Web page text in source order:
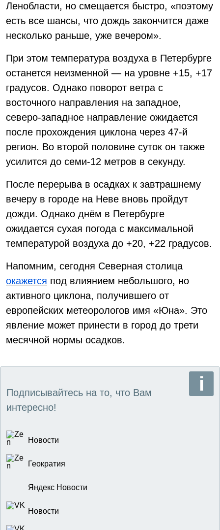
Ленобласти, но смещается быстро, «поэтому
есть все шансы, что дождь закончится даже
несколько раньше, уже вечером».
При этом температура воздуха в Петербурге
останется неизменной — на уровне +15, +17
градусов. Однако поворот ветра с
восточного направления на западное,
северо-западное направление ожидается
после прохождения циклона через 47-й
регион. Во второй половине суток он также
усилится до семи-12 метров в секунду.
После перерыва в осадках к завтрашнему
вечеру в городе на Неве вновь пройдут
дожди. Однако днём в Петербурге
ожидается сухая погода с максимальной
температурой воздуха до +20, +22 градусов.
Напомним, сегодня Северная столица
окажется под влиянием небольшого, но
активного циклона, получившего от
европейских метеорологов имя «Юна». Это
явление может принести в город до трети
месячной нормы осадков.
Подписывайтесь на то, что Вам
интересно!
Новости
Геократия
Яндекс Новости
Новости